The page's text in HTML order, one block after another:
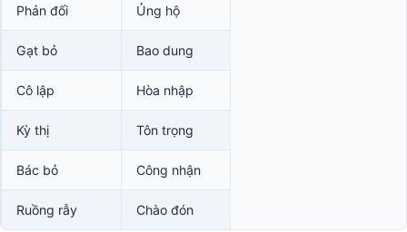
Phản đối Ủng hộ
Gạt bỏ Bao dung
Cô lập Hòa nhập
Kỳ thị Tôn trọng
Bác bỏ Công nhận
Ruồng rẫy Chào đón